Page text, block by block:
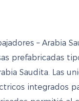
prefabricadas
Saudita. Las
integrados